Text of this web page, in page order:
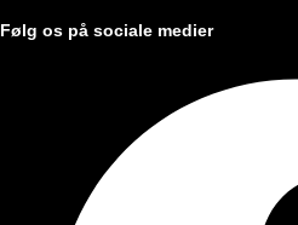
Følg os på sociale medier